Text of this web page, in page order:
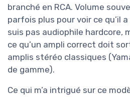
branché en RCA. Volume
parfois plus pour voir ce qu’il
suis pas audiophile hardcore,
ce qu’un ampli correct doit
amplis stéréo classiques
de gamme).
Ce qui m’a intrigué sur ce